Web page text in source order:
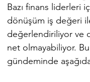
Bazı finans liderleri
dönüşüm iş değeri
değerlendiriliyor ve
net olmayabiliyor.
gündeminde